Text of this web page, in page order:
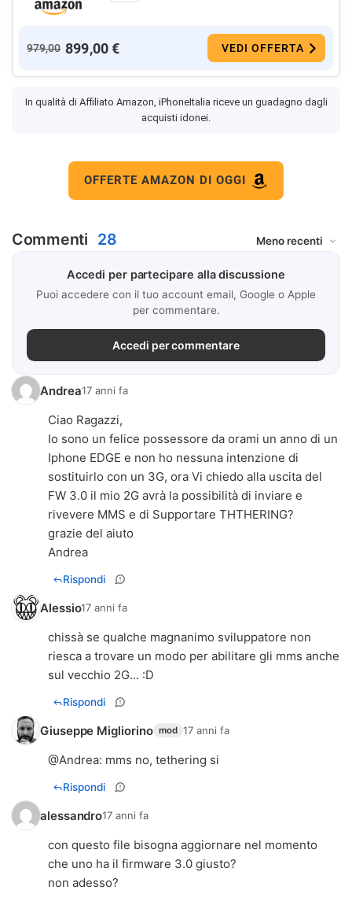
979,00 899,00 € VEDI OFFERTA
In qualità di Affiliato Amazon, iPhoneItalia riceve un guadagno dagli
acquisti idonei.
OFFERTE AMAZON DI OGGI
Commenti 28
Accedi per partecipare alla discussione
Puoi accedere con il tuo account email, Google o Apple
per commentare.
Accedi per commentare
Andrea17 anni fa
Ciao Ragazzi,
Io sono un felice possessore da orami un anno di un
Iphone EDGE e non ho nessuna intenzione di
sostituirlo con un 3G, ora Vi chiedo alla uscita del
FW 3.0 il mio 2G avrà la possibilità di inviare e
rivevere MMS e di Supportare THTHERING?
grazie del aiuto
Andrea
Rispondi
Alessio17 anni fa
chissà se qualche magnanimo sviluppatore non
riesca a trovare un modo per abilitare gli mms anche
sul vecchio 2G... :D
Rispondi
Giuseppe Migliorino mod 17 anni fa
@Andrea: mms no, tethering si
Rispondi
alessandro17 anni fa
con questo file bisogna aggiornare nel momento
che uno ha il firmware 3.0 giusto?
non adesso?